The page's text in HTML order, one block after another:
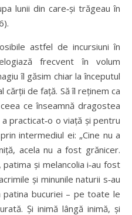
lunii din care‑și trăgeau în
astfel de incursiuni în
frecvent în volum
îl găsim chiar la începutul
de față. Să îl reținem ca
ce înseamnă dragostea
practicat‑o o viață și pentru
intermediul ei: „Cine nu a
acela nu a fost grănicer.
și melancolia i‑au fost
și minunile naturii s‑au
bucuriei – pe toate le
Și inimă lângă inimă, și